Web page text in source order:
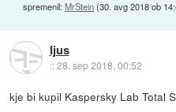
spremenil:MrStein(30. avg 2018 ob
Ijus
::28. sep 2018, 00:52
kje bi kupil Kaspersky Lab Total